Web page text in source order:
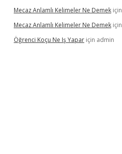
Mecaz Anlamlı Kelimeler Ne Demek için
Mecaz Anlamlı Kelimeler Ne Demek için
Öğrenci Koçu Ne Iş Yapar için admin